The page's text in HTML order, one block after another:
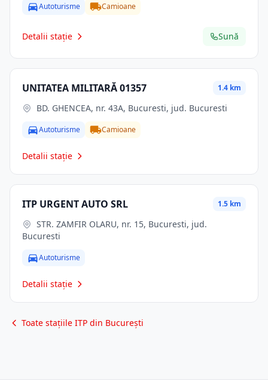
Autoturisme Camioane
Detalii stație Sună
UNITATEA MILITARĂ 01357 1.4 km
BD. GHENCEA, nr. 43A, Bucuresti, jud. Bucuresti
Autoturisme Camioane
Detalii stație
ITP URGENT AUTO SRL 1.5 km
Bucuresti
Autoturisme
Detalii stație
Toate stațiile ITP din București